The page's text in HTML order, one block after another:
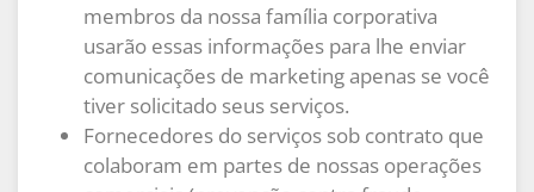
membros da nossa família corporativa
usarão essas informações para lhe enviar
comunicações de marketing apenas se você
tiver solicitado seus serviços.
Fornecedores do serviços sob contrato que
colaboram em partes de nossas operações